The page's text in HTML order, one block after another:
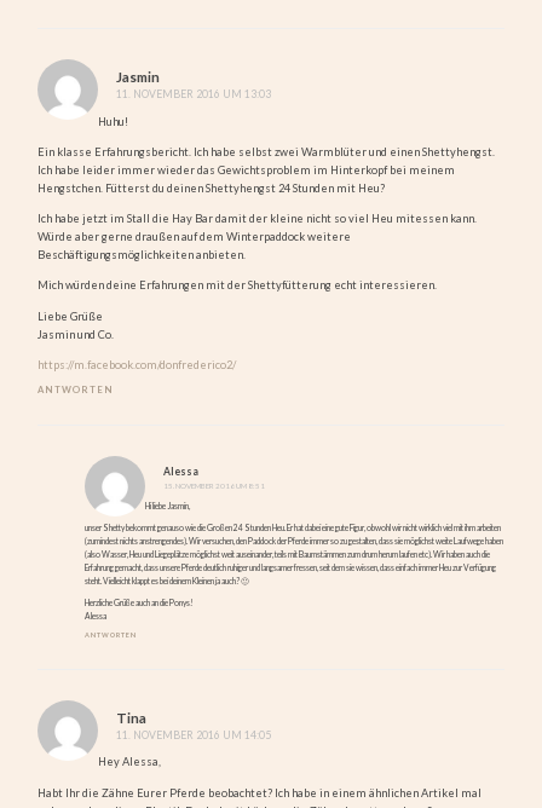
Jasmin
11. NOVEMBER 2016 UM 13:03
Huhu!
Ein klasse Erfahrungsbericht. Ich habe selbst zwei Warmblüter und einen Shettyhengst.
Ich habe leider immer wieder das Gewichtsproblem im Hinterkopf bei meinem
Hengstchen. Fütterst du deinen Shettyhengst 24 Stunden mit Heu?
Ich habe jetzt im Stall die Hay Bar damit der kleine nicht so viel Heu mitessen kann.
Würde aber gerne draußen auf dem Winterpaddock weitere
Beschäftigungsmöglichkeiten anbieten.
Mich würden deine Erfahrungen mit der Shettyfütterung echt interessieren.
Liebe Grüße
Jasmin und Co.
https://m.facebook.com/donfrederico2/
ANTWORTEN
Alessa
15. NOVEMBER 2016 UM 8:51
Hi liebe Jasmin,
unser Shetty bekommt genauso wie die Großen 24 Stunden Heu. Er hat dabei eine gute Figur, obwohl wir nicht wirklich viel mit ihm arbeiten
(zumindest nichts anstrengendes). Wir versuchen, den Paddock der Pferde immer so zu gestalten, dass sie möglichst weite Laufwege haben
(also Wasser, Heu und Liegeplätze möglichst weit auseinander, teils mit Baumstämmen zum drum herum laufen etc). Wir haben auch die
Erfahrung gemacht, dass unsere Pferde deutlich ruhiger und langsamer fressen, seit dem sie wissen, dass einfach immer Heu zur Verfügung
steht. Vielleicht klappt es bei deinem Kleinen ja auch? 🙂
Herzliche Grüße auch an die Ponys!
Alessa
ANTWORTEN
Tina
11. NOVEMBER 2016 UM 14:05
Hey Alessa,
Habt Ihr die Zähne Eurer Pferde beobachtet? Ich habe in einem ähnlichen Artikel mal